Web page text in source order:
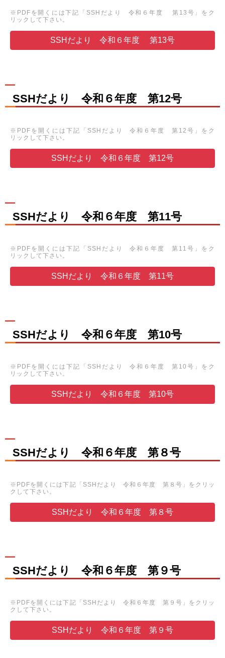
※PDFを開くには下記「SSHだより 令和６年度 第13号」をク
リックして下さい。
SSHだより 令和６年度 第13号
SSHだより 令和６年度 第12号
※PDFを開くには下記「SSHだより 令和６年度 第12号」をク
リックして下さい。
SSHだより 令和６年度 第12号
SSHだより 令和６年度 第11号
※PDFを開くには下記「SSHだより 令和６年度 第11号」をク
リックして下さい。
SSHだより 令和６年度 第11号
SSHだより 令和６年度 第10号
※PDFを開くには下記「SSHだより 令和６年度 第10号」をク
リックして下さい。
SSHだより 令和６年度 第10号
SSHだより 令和６年度 第８号
※PDFを開くには下記「SSHだより 令和６年度 第８号」をクリッ
クして下さい。
SSHだより 令和６年度 第８号
SSHだより 令和６年度 第９号
※PDFを開くには下記「SSHだより 令和６年度 第９号」をクリッ
クして下さい。
SSHだより 令和６年度 第９号